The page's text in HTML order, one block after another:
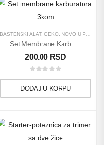
BAŠTENSKI ALAT, GEKO NOVO U PONUDI
Set Membrane Karburatora 3kom
200.00 RSD
DODAJ U KORPU